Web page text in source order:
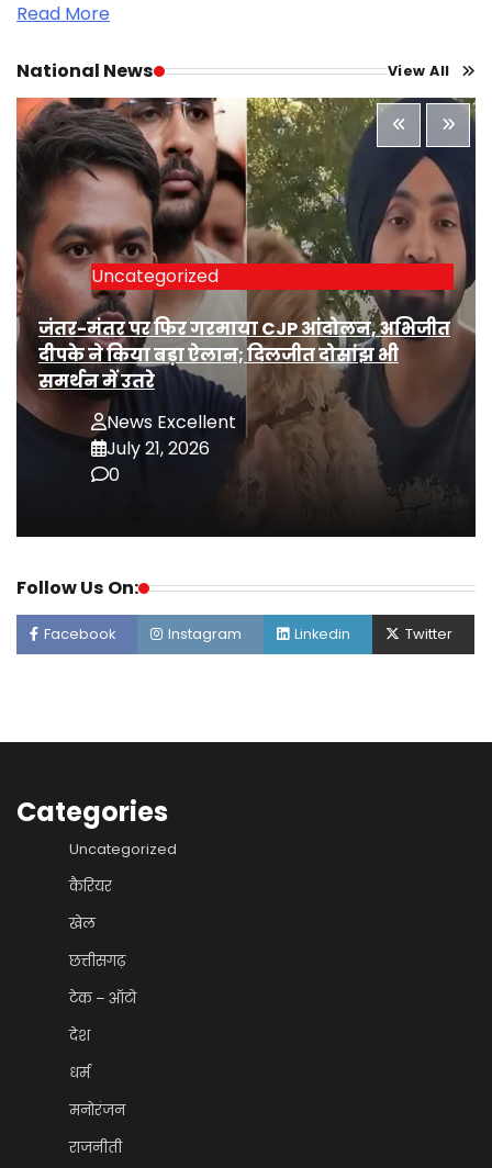
Read More
National News View All
Uncategorized
जंतर-मंतर पर फिर गरमाया CJP आंदोलन, अभिजीत
दीपके ने किया बड़ा ऐलान; दिलजीत दोसांझ भी
समर्थन में उतरे
News Excellent
July 21, 2026
0
Follow Us On:
Facebook Instagram Linkedin Twitter
Categories
Uncategorized
कैरियर
खेल
छत्तीसगढ़
टेक – ऑटो
देश
धर्म
मनोरंजन
राजनीती